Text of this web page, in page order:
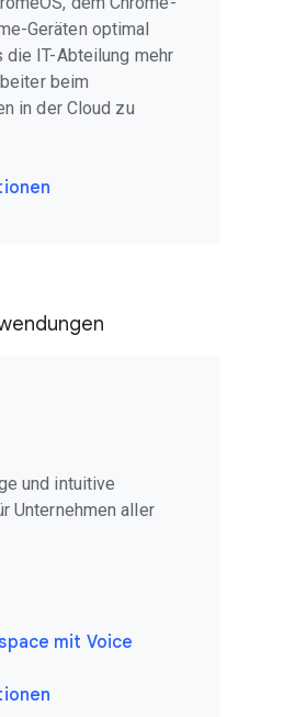
Geräten optimal
IT-Abteilung mehr
beim
in der Cloud zu
und intuitive
Unternehmen aller
mit Voice